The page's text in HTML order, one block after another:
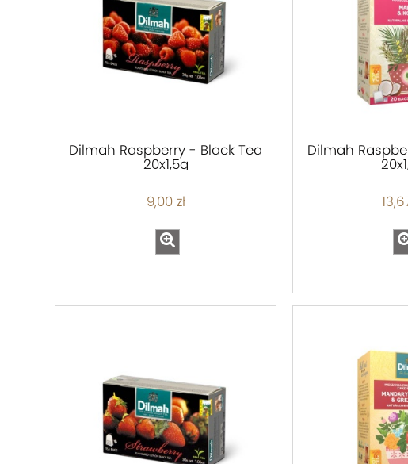
Dilmah Raspberry - Black Tea
20x1,5g
9,00 zł
Dilmah